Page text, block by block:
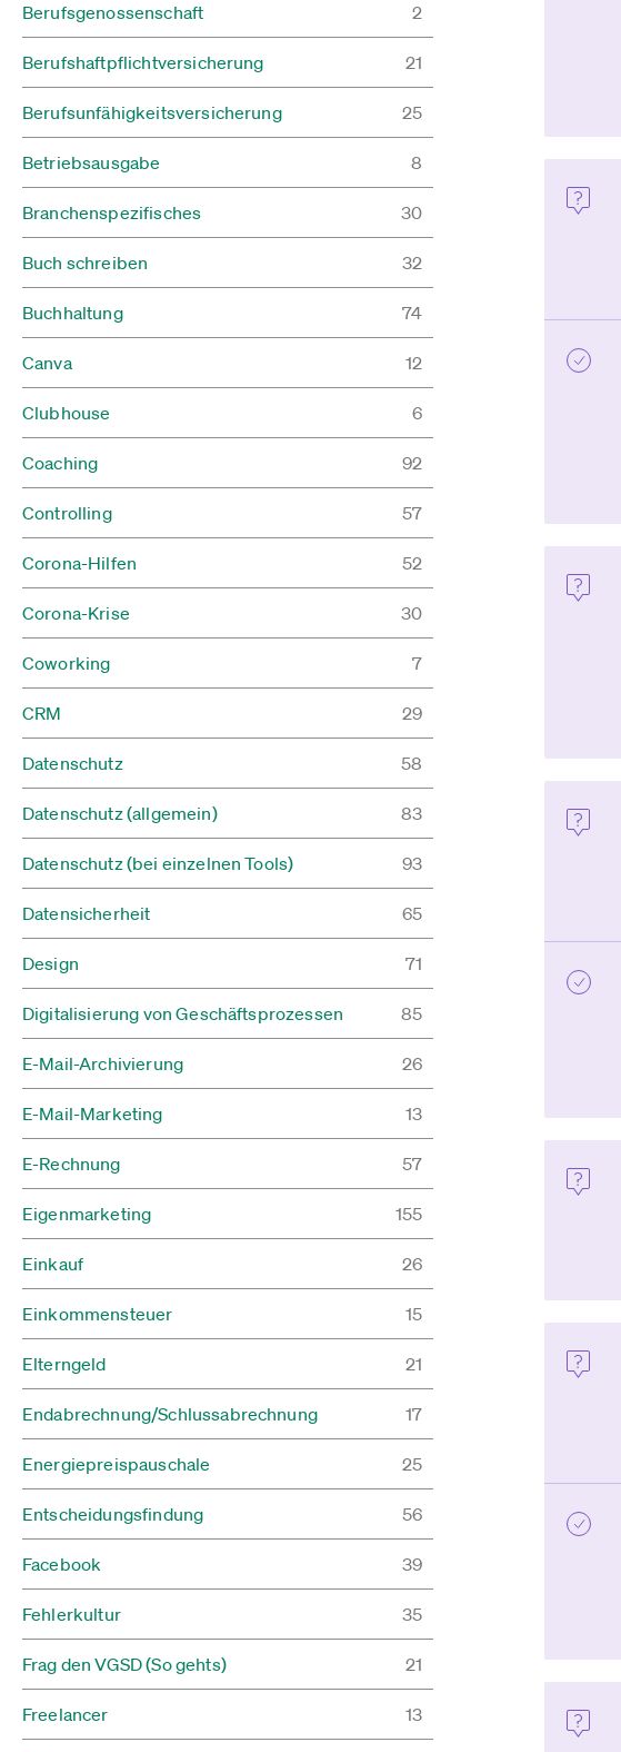
Berufsgenossenschaft 2
Berufshaftpflichtversicherung 21
Berufsunfähigkeitsversicherung 25
Betriebsausgabe 8
Branchenspezifisches 30
Buch schreiben 32
Buchhaltung 74
Canva 12
Clubhouse 6
Coaching 92
Controlling 57
Corona-Hilfen 52
Corona-Krise 30
Coworking 7
CRM 29
Datenschutz 58
Datenschutz (allgemein) 83
Datenschutz (bei einzelnen Tools) 93
Datensicherheit 65
Design 71
Digitalisierung von Geschäftsprozessen 85
E-Mail-Archivierung 26
E-Mail-Marketing 13
E-Rechnung 57
Eigenmarketing 155
Einkauf 26
Einkommensteuer 15
Elterngeld 21
Endabrechnung/Schlussabrechnung 17
Energiepreispauschale 25
Entscheidungsfindung 56
Facebook 39
Fehlerkultur 35
Frag den VGSD (So gehts) 21
Freelancer 13